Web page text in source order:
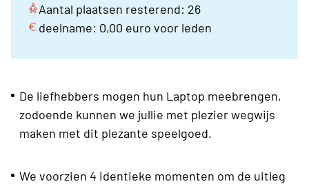
Aantal plaatsen resterend: 26
deelname: 0,00 euro voor leden
De liefhebbers mogen hun Laptop meebrengen,
zodoende kunnen we jullie met plezier wegwijs
maken met dit plezante speelgoed.
We voorzien 4 identieke momenten om de uitleg